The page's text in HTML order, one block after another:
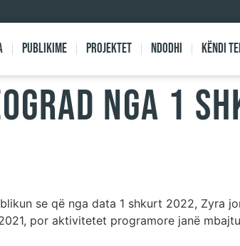
Publikime Projektet Ndodhi Këndi
NGA 1
se që nga data 1 shkurt 2022, Zyra
por aktivitetet programore janë